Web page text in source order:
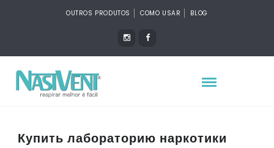
OUTROS PRODUTOS COMO USAR BLOG
Купить лабораторию наркотики